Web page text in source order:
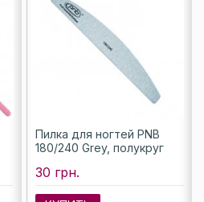
Пилка для ногтей PNB
180/240 Grey, полукруг
30 грн.